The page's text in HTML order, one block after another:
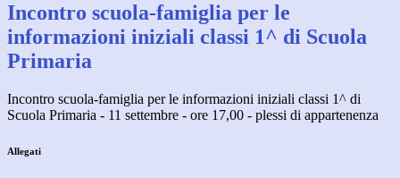
Incontro scuola-famiglia per le
informazioni iniziali classi 1^ di Scuola
Primaria
Incontro scuola-famiglia per le informazioni iniziali classi 1^ di
Scuola Primaria - 11 settembre - ore 17,00 - plessi di appartenenza
Allegati